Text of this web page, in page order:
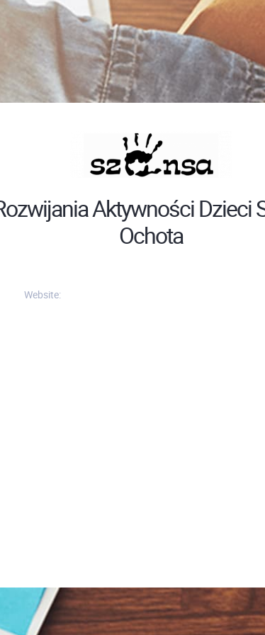
Aktywności Dzieci
Ochota
Website: